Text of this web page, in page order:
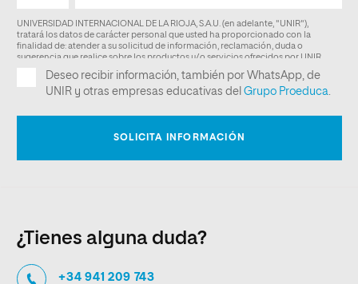
¿Tienes alguna duda?
+34 941 209 743